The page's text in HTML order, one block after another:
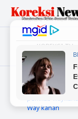
KOREKSI TV
Beranda
pemkab
Way kanan